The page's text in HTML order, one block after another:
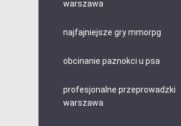
warszawa
najfajniejsze gry mmorpg
obcinanie paznokci u psa
profesjonalne przeprowadzki
warszawa